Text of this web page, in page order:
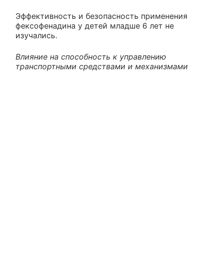
Эффективность и безопасность применения
фексофенадина у детей младше 6 лет не
изучались.
Влияние на способность к управлению
транспортными средствами и механизмами